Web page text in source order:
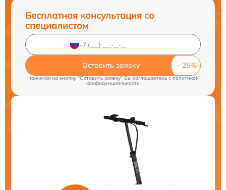
Бесплатная консультация со
специалистом
Оставить заявку
Нажимая на кнопку "Оставить заявку" Вы соглашаетесь cполитикой
конфиденциальности